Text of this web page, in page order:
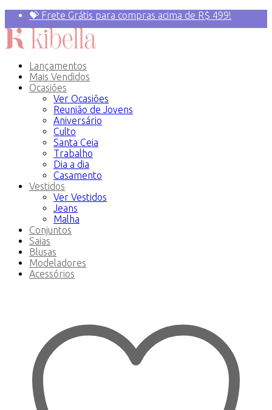
💝 Frete Grátis para compras acima de R$ 499!
Primeira compra? 10% OFF com o Cupom:
PRIMEIRAVEZ
Lançamentos
Mais Vendidos
Ocasiões
Ver Ocasiões
Reunião de Jovens
Aniversário
Culto
Santa Ceia
Trabalho
Dia a dia
Casamento
Vestidos
Ver Vestidos
Jeans
Malha
Conjuntos
Saias
Blusas
Modeladores
Acessórios